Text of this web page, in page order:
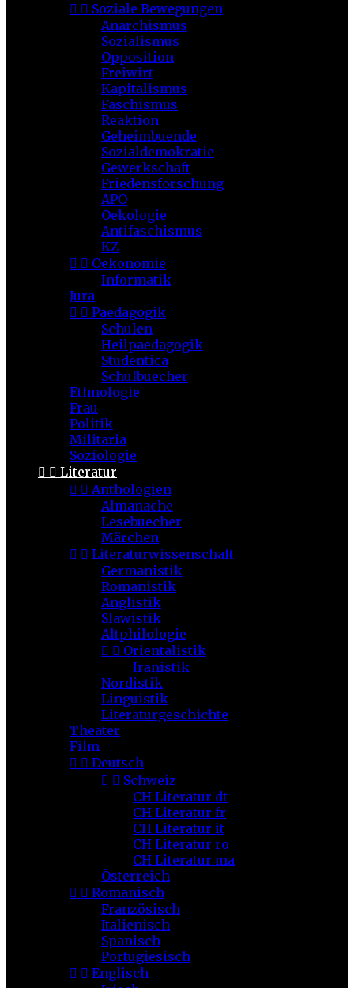
  Soziale Bewegungen
Anarchismus
Sozialismus
Opposition
Freiwirt
Kapitalismus
Faschismus
Reaktion
Geheimbuende
Sozialdemokratie
Gewerkschaft
Friedensforschung
APO
Oekologie
Antifaschismus
KZ
  Oekonomie
Informatik
Jura
  Paedagogik
Schulen
Heilpaedagogik
Studentica
Schulbuecher
Ethnologie
Frau
Politik
Militaria
Soziologie
  Literatur
  Anthologien
Almanache
Lesebuecher
Märchen
  Literaturwissenschaft
Germanistik
Romanistik
Anglistik
Slawistik
Altphilologie
  Orientalistik
Iranistik
Nordistik
Linguistik
Literaturgeschichte
Theater
Film
  Deutsch
  Schweiz
CH Literatur dt
CH Literatur fr
CH Literatur it
CH Literatur ro
CH Literatur ma
Österreich
  Romanisch
Französisch
Italienisch
Spanisch
Portugiesisch
  Englisch